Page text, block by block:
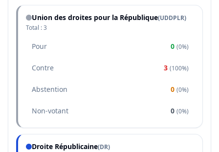
Union des droites pour la République(UDDPLR)
Total :3
Pour 0 (0%)
Contre 3 (100%)
Abstention 0 (0%)
Non-votant 0 (0%)
Droite Républicaine(DR)